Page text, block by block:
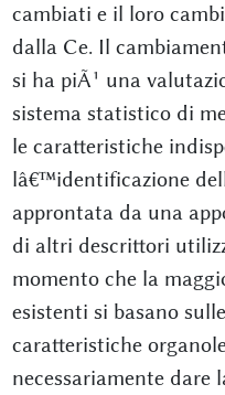
cambiati e il loro
dalla Ce. Il
si ha piÃ¹ una
sistema statistico di
le caratteristiche
lâ€™identificazione
approntata da una
di altri descrittori
momento che la
esistenti si basano
caratteristiche
necessariamente